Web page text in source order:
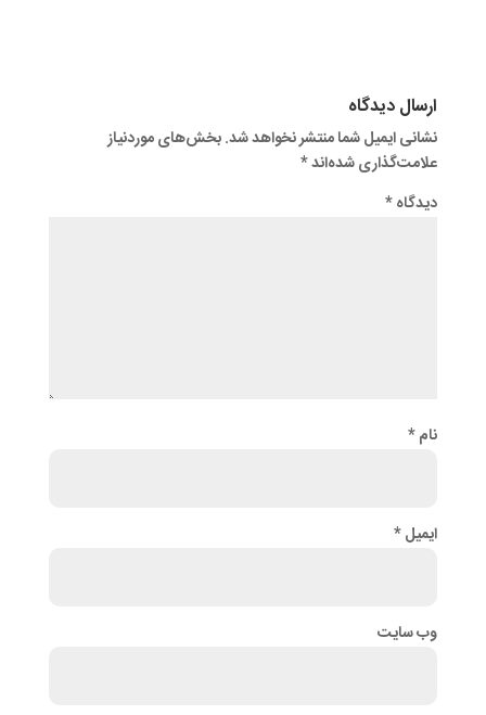
ارسال دیدگاه
نشانی ایمیل شما منتشر نخواهد شد.بخش‌های موردنیاز
علامت‌گذاری شده‌اند*
دیدگاه*
نام*
ایمیل*
وب‌ سایت